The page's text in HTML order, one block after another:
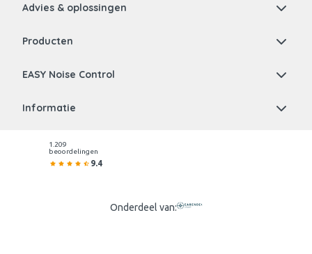
Advies & oplossingen
Producten
EASY Noise Control
Informatie
1.209
beoordelingen
9.4
Onderdeel van: